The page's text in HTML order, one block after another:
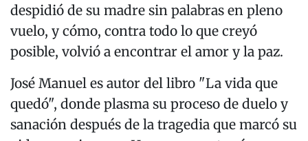
despidió de su madre sin palabras en pleno
vuelo, y cómo, contra todo lo que creyó
posible, volvió a encontrar el amor y la paz.
José Manuel es autor del libro "La vida que
quedó", donde plasma su proceso de duelo y
sanación después de la tragedia que marcó su